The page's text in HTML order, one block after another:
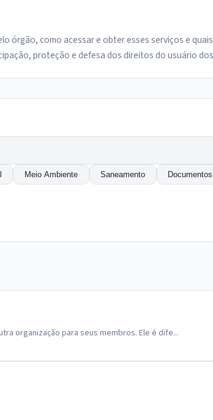
órgão, como acessar e obter esses serviços e
proteção e defesa dos direitos do usuário
Meio Ambiente Saneamento Documentos
organização para seus membros. Ele é dife...